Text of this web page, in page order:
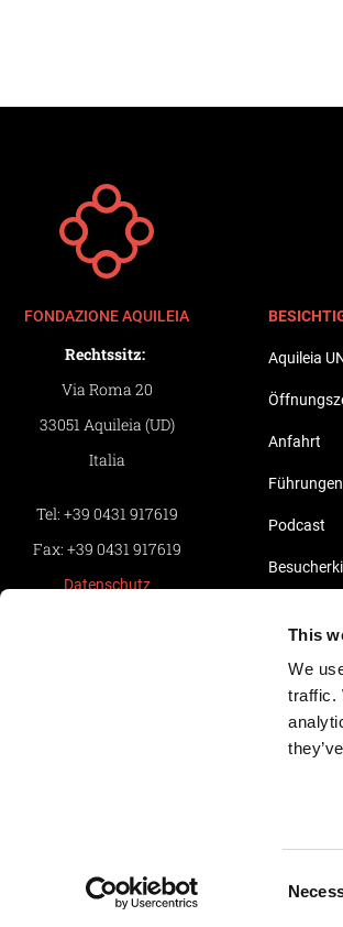
This
We
traffic.
Aquileia
Anfahrt
Führungen
Podcast
Aquileia
Pillole
FONDAZIONE AQUILEIA
Rechtssitz:
Via Roma 20
33051 Aquileia (UD)
Italia
Tel: +39 0431 917619
Fax: +39 0431 917619
Datenschutz